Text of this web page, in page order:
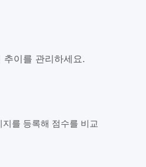
이를 관리하세요.
를 등록해 점수를 비교